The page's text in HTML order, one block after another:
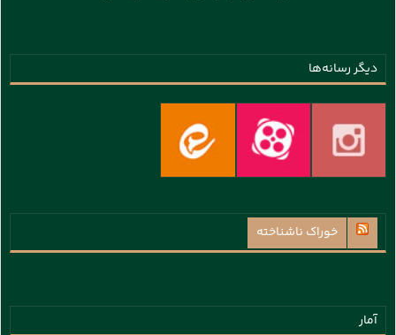
دیگر رسانه‌ها
خوراک ناشناخته
آمار